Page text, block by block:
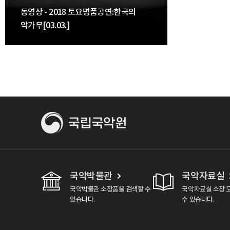
동영상 - 2018 토요명품공연:한국의
악가무[03.03.]
국악박물관
국악박물관 소장품을 검색할 수
있습니다.
국악자료실
국악자료실 소장
수 있습니다.